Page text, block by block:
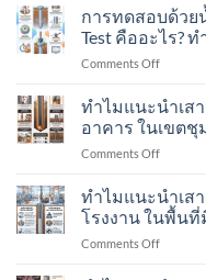
เข็ม
ส
ปัน
ไมโคร
(Spun
ใช้
งาน
การทดสอบด้วย
Test คืออะไร? ท
Comments Offon
ทดสอบ
ด้วย
น้ำ
หนัก
Dynamic
Load
ทำไมแนะนำเส
อาคาร ในเขตชุ
Comments Offon
แนะนำ
เสา
เข็ม
ส
ทำไมแนะนำเส
โรงงาน ในพื้นที่
Comments Offon